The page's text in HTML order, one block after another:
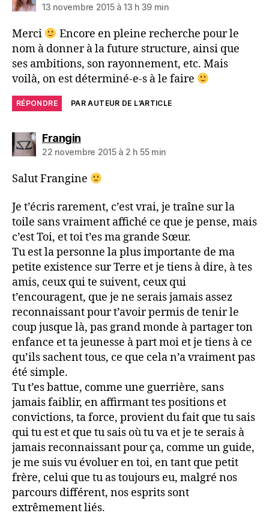
13 novembre 2015 à 13 h 39 min
Merci
Encore en pleine recherche pour le
nom à donner à la future structure, ainsi que
ses ambitions, son rayonnement, etc. Mais
voilà, on est déterminé-e-s à le faire
RÉPONDRE PAR AUTEUR DE L’ARTICLE
Frangindit :
22 novembre 2015 à 2 h 55 min
Salut Frangine
Je t’écris rarement, c’est vrai, je traîne sur la
toile sans vraiment affiché ce que je pense, mais
c’est Toi, et toi t’es ma grande Sœur.
Tu est la personne la plus importante de ma
petite existence sur Terre et je tiens à dire, à tes
amis, ceux qui te suivent, ceux qui
t’encouragent, que je ne serais jamais assez
reconnaissant pour t’avoir permis de tenir le
coup jusque là, pas grand monde à partager ton
enfance et ta jeunesse à part moi et je tiens à ce
qu’ils sachent tous, ce que cela n’a vraiment pas
été simple.
Tu t’es battue, comme une guerrière, sans
jamais faiblir, en affirmant tes positions et
convictions, ta force, provient du fait que tu sais
qui tu est et que tu sais où tu va et je te serais à
jamais reconnaissant pour ça, comme un guide,
je me suis vu évoluer en toi, en tant que petit
frère, celui que tu as toujours eu, malgré nos
parcours différent, nos esprits sont
extrêmement liés.